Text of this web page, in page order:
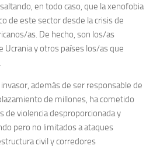
en todo caso, que la xenofobia
de este sector desde la crisis de
as. De hecho, son los/as
Ucrania y otros países los/as que
además de ser responsable de
de millones, ha cometido
de violencia desproporcionada y
pero no limitados a ataques
civil y corredores